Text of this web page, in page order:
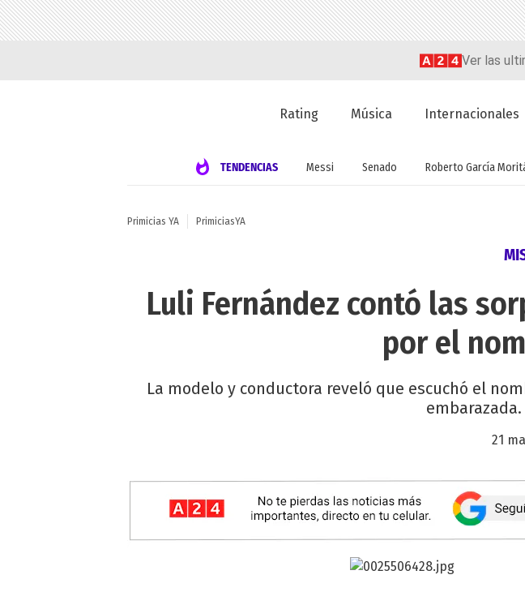
Ver las
Rating Música Internacionales
TENDENCIAS Messi Senado Roberto García
Primicias YA PrimiciasYA
Luli Fernández contó las
por el
La modelo y conductora reveló que escuchó el
21